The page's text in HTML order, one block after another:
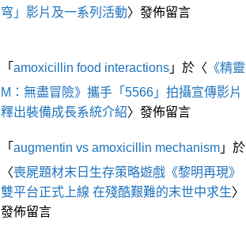
穹」影片及一系列活動〉發佈留言
「 amoxicillin food interactions 」於〈 《精靈
M：無盡冒險》攜手「5566」拍攝宣傳影片
釋出裝備成長系統介紹〉發佈留言
「 augmentin vs amoxicillin mechanism 」於
〈喪屍題材末日生存策略遊戲《黎明再現》
雙平台正式上線 在殘酷艱難的末世中求生〉
發佈留言